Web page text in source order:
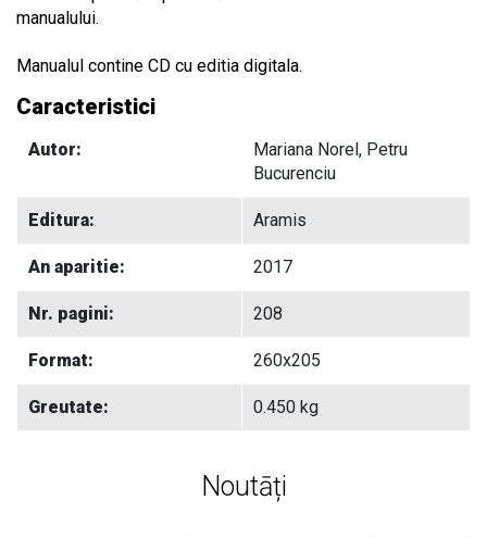
manualului.
Manualul contine CD cu editia digitala.
Caracteristici
Autor:
Mariana Norel, Petru
Bucurenciu
Editura: Aramis
An aparitie: 2017
Nr. pagini: 208
Format: 260x205
Greutate: 0.450 kg
Noutāți